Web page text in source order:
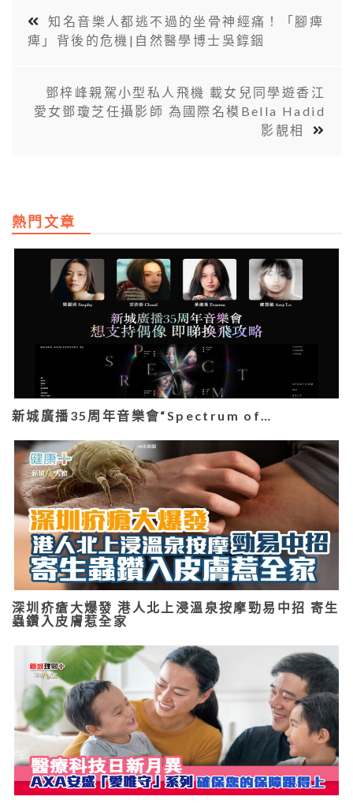
知名音樂人都逃不過的坐骨神經痛！「腳痺
痺」背後的危機|自然醫學博士吳錞銦
鄧梓峰親駕小型私人飛機 載女兒同學遊香江
愛女鄧瓊芝任攝影師 為國際名模Bella Hadid
影靚相
熱門文章
新城廣播35周年音樂會“Spectrum of…
深圳疥瘡大爆發 港人北上浸溫泉按摩勁易中招 寄生
蟲鑽入皮膚惹全家